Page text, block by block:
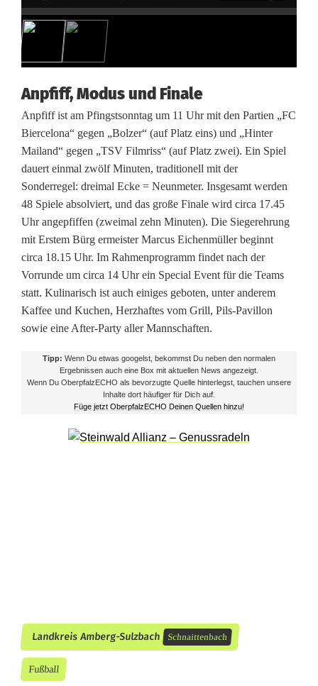
T
e
a
m
s
n
a
c
h
S
c
h
n
Anpfiff, Modus und Finale
Anpfiff ist am Pfingstsonntag um 11 Uhr mit den Partien „FC
Biercelona“ gegen „Bolzer“ (auf Platz eins) und „Hinter
Mailand“ gegen „TSV Filmriss“ (auf Platz zwei). Ein Spiel
dauert einmal zwölf Minuten, traditionell mit der
Sonderregel: dreimal Ecke = Neunmeter. Insgesamt werden
48 Spiele absolviert, und das große Finale wird circa 17.45
Uhr angepfiffen (zweimal zehn Minuten). Die Siegerehrung
mit Erstem Bürg ermeister Marcus Eichenmüller beginnt
circa 18.15 Uhr. Im Rahmenprogramm findet nach der
Vorrunde um circa 14 Uhr ein Special Event für die Teams
statt. Kulinarisch ist auch einiges geboten, unter anderem
Kaffee und Kuchen, Herzhaftes vom Grill, Pils-Pavillon
sowie eine After-Party aller Mannschaften.
Tipp: Wenn Du etwas googelst, bekommst Du neben den normalen
Ergebnissen auch eine Box mit aktuellen News angezeigt.
Wenn Du OberpfalzECHO als bevorzugte Quelle hinterlegst, tauchen unsere
Inhalte dort häufiger für Dich auf.
Füge jetzt OberpfalzECHO Deinen Quellen hinzu!
Landkreis Amberg-Sulzbach Schnaittenbach
Fußball